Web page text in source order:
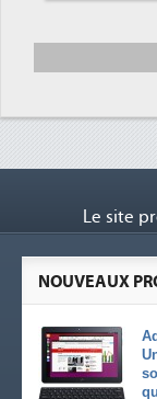
Le site
NOUVEAUX